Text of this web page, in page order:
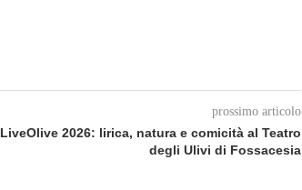
prossimo articolo
LiveOlive 2026: lirica, natura e comicità al Teatro
degli Ulivi di Fossacesia